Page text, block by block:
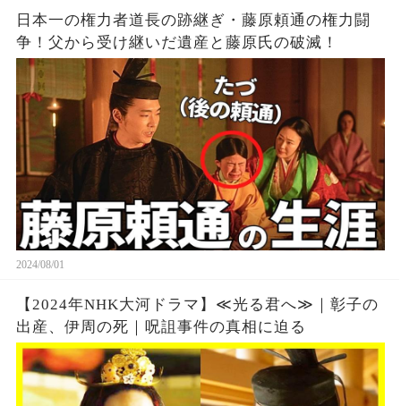
日本一の権力者道長の跡継ぎ・藤原頼通の権力闘
争！父から受け継いだ遺産と藤原氏の破滅！
2024/08/01
【2024年NHK大河ドラマ】≪光る君へ≫｜彰子の
出産、伊周の死｜呪詛事件の真相に迫る